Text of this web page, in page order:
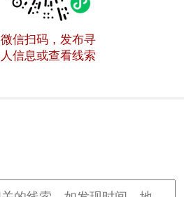
微信扫码，发布寻
人信息或查看线索